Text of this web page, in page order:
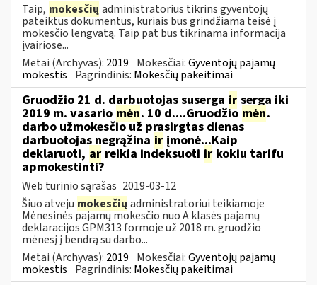
Taip, mokesčių administratorius tikrins gyventojų
pateiktus dokumentus, kuriais bus grindžiama teisė į
mokesčio lengvatą. Taip pat bus tikrinama informacija
įvairiose...
Metai (Archyvas): 2019 Mokesčiai:Gyventojų pajamų
mokestis Pagrindinis: Mokesčių pakeitimai
Gruodžio 21 d. darbuotojas suserga ir serga iki
2019 m. vasario mėn. 10 d....Gruodžio mėn.
darbo užmokesčio už prasirgtas dienas
darbuotojas negrąžina ir įmonė...Kaip
deklaruoti, ar reikia indeksuoti ir kokiu tarifu
apmokestinti?
Web turinio sąrašas 2019-03-12
Šiuo atveju mokesčių administratoriui teikiamoje
Mėnesinės pajamų mokesčio nuo A klasės pajamų
deklaracijos GPM313 formoje už 2018 m. gruodžio
mėnesį į bendrą su darbo...
Metai (Archyvas): 2019 Mokesčiai:Gyventojų pajamų
mokestis Pagrindinis: Mokesčių pakeitimai